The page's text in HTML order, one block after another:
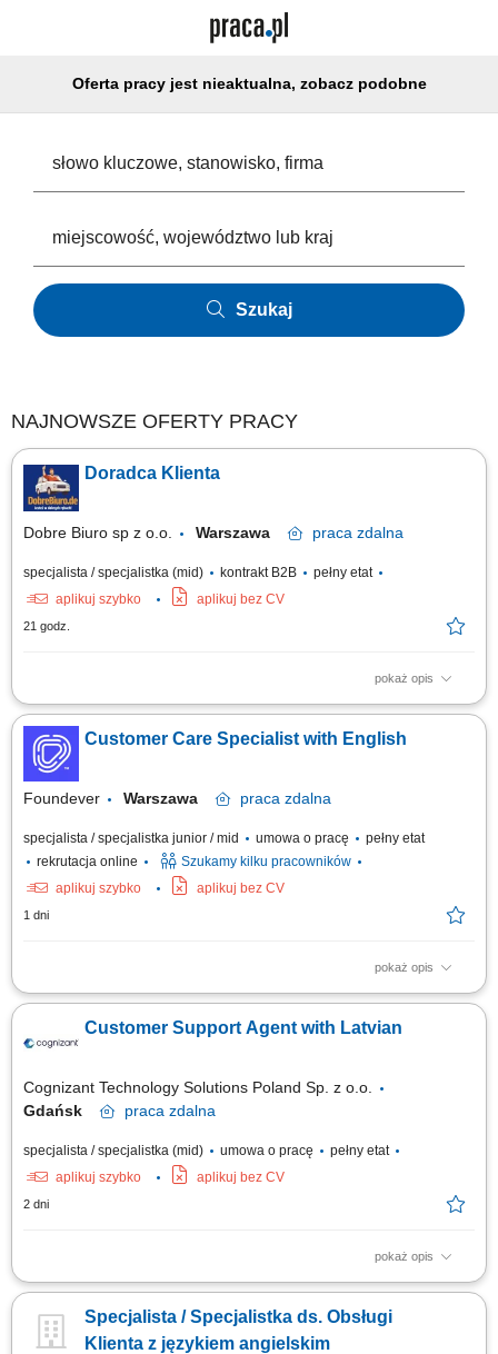
Oferta pracy jest nieaktualna, zobacz podobne
Szukaj
NAJNOWSZE OFERTY PRACY
Doradca Klienta
Dobre Biuro sp z o.o. Warszawa praca zdalna
specjalista / specjalistka (mid) kontrakt B2B
pełny etat
aplikuj szybko
aplikuj bez CV
21 godz.
pokaż opis
Twój zakres obowiązków: Telefoniczna obsługa klientów polskich;
Prowadzenie pierwszych rozmów z interesantami umawiającymi się z
nami na rozmowy przez naszą stronę www; zawieranie umów z klientami
na realizację naszych usług; nadzorowanie płatności; zbieranie
niezbędnych informacji...
Customer Care Specialist with English
Foundever Warszawa praca zdalna
specjalista / specjalistka junior / mid umowa o pracę
pełny etat
rekrutacja online
Szukamy kilku pracowników
aplikuj szybko
aplikuj bez CV
1 dni
pokaż opis
Location: Gdańsk or Warsaw, Poland Contract type: Fixed-term contract (3
responsibilities Provide premium customer care. Support customers with
product-related questions, orders, account inquiries, and general
Customer Support Agent with Latvian
Cognizant Technology Solutions Poland Sp. z o.o.
Gdańsk
praca zdalna
specjalista / specjalistka (mid) umowa o pracę
pełny etat
aplikuj szybko
aplikuj bez CV
2 dni
pokaż opis
What we do We are dedicated to helping the world's leading companies
digital. Cognizant Poland offices are located in Gdańsk, Wrocław, and
Kraków. With the capacity to support various clients, we offer a world of...
Specjalista / Specjalistka ds. Obsługi
Klienta z językiem angielskim